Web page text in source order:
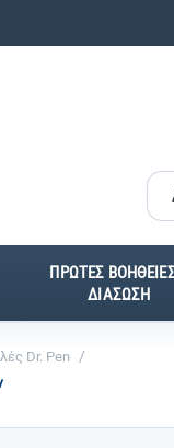
ΠΡΩΤΕΣ
ΔΙΑΣΩΣΗ
Dr. Pen /